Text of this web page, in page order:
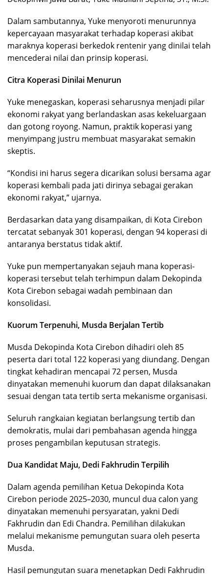
Dalam sambutannya, Yuke menyoroti menurunnya
kepercayaan masyarakat terhadap koperasi akibat
maraknya koperasi berkedok rentenir yang dinilai telah
mencederai nilai dan prinsip koperasi.
Citra Koperasi Dinilai Menurun
Yuke menegaskan, koperasi seharusnya menjadi pilar
ekonomi rakyat yang berlandaskan asas kekeluargaan
dan gotong royong. Namun, praktik koperasi yang
menyimpang justru membuat masyarakat semakin
skeptis.
“Kondisi ini harus segera dicarikan solusi bersama agar
koperasi kembali pada jati dirinya sebagai gerakan
ekonomi rakyat,” ujarnya.
Berdasarkan data yang disampaikan, di Kota Cirebon
tercatat sebanyak 301 koperasi, dengan 94 koperasi di
antaranya berstatus tidak aktif.
Yuke pun mempertanyakan sejauh mana koperasi-
koperasi tersebut telah terhimpun dalam Dekopinda
Kota Cirebon sebagai wadah pembinaan dan
konsolidasi.
Kuorum Terpenuhi, Musda Berjalan Tertib
Musda Dekopinda Kota Cirebon dihadiri oleh 85
peserta dari total 122 koperasi yang diundang. Dengan
tingkat kehadiran mencapai 72 persen, Musda
dinyatakan memenuhi kuorum dan dapat dilaksanakan
sesuai dengan tata tertib serta mekanisme organisasi.
Seluruh rangkaian kegiatan berlangsung tertib dan
demokratis, mulai dari pembahasan agenda hingga
proses pengambilan keputusan strategis.
Dua Kandidat Maju, Dedi Fakhrudin Terpilih
Dalam agenda pemilihan Ketua Dekopinda Kota
Cirebon periode 2025–2030, muncul dua calon yang
dinyatakan memenuhi persyaratan, yakni Dedi
Fakhrudin dan Edi Chandra. Pemilihan dilakukan
melalui mekanisme pemungutan suara oleh peserta
Musda.
Hasil pemungutan suara menetapkan Dedi Fakhrudin